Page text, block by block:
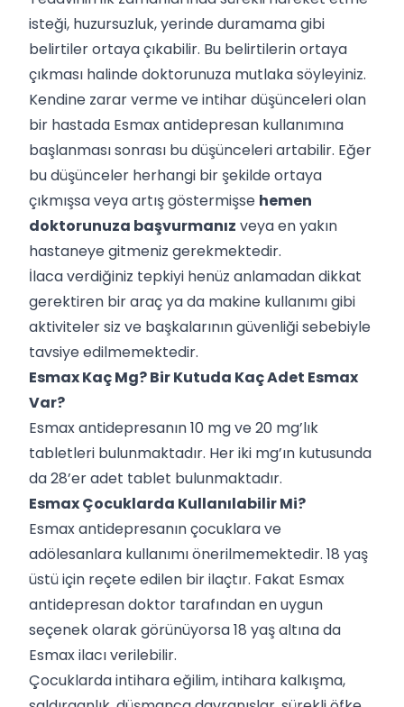
isteği, huzursuzluk, yerinde duramama gibi
belirtiler ortaya çıkabilir. Bu belirtilerin ortaya
çıkması halinde doktorunuza mutlaka söyleyiniz.
Kendine zarar verme ve intihar düşünceleri olan
bir hastada Esmax antidepresan kullanımına
başlanması sonrası bu düşünceleri artabilir. Eğer
bu düşünceler herhangi bir şekilde ortaya
çıkmışsa veya artış göstermişse hemen
doktorunuza başvurmanız veya en yakın
hastaneye gitmeniz gerekmektedir.
İlaca verdiğiniz tepkiyi henüz anlamadan dikkat
gerektiren bir araç ya da makine kullanımı gibi
aktiviteler siz ve başkalarının güvenliği sebebiyle
tavsiye edilmemektedir.
Esmax Kaç Mg? Bir Kutuda Kaç Adet Esmax
Var?
Esmax antidepresanın 10 mg ve 20 mg’lık
tabletleri bulunmaktadır. Her iki mg’ın kutusunda
da 28’er adet tablet bulunmaktadır.
Esmax Çocuklarda Kullanılabilir Mi?
Esmax antidepresanın çocuklara ve
adölesanlara kullanımı önerilmemektedir. 18 yaş
üstü için reçete edilen bir ilaçtır. Fakat Esmax
antidepresan doktor tarafından en uygun
seçenek olarak görünüyorsa 18 yaş altına da
Esmax ilacı verilebilir.
Çocuklarda intihara eğilim, intihara kalkışma,